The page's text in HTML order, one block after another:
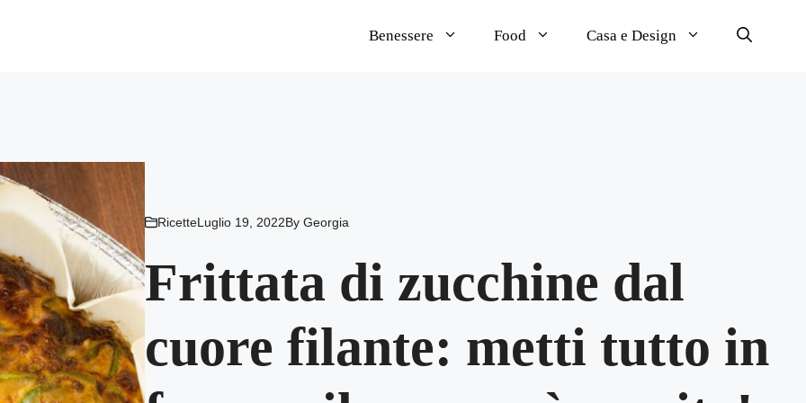
Benessere Food Casa e Design
RicetteLuglio 19, 2022By Georgia
Frittata di zucchine dal
cuore filante: metti tutto in